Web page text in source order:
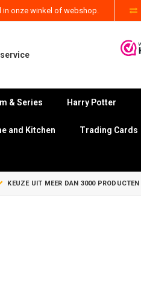
in onze winkel of webshop.
& Series Harry Potter
and Kitchen Trading Cards
KEUZE UIT MEER DAN 3000 PRODUCTEN